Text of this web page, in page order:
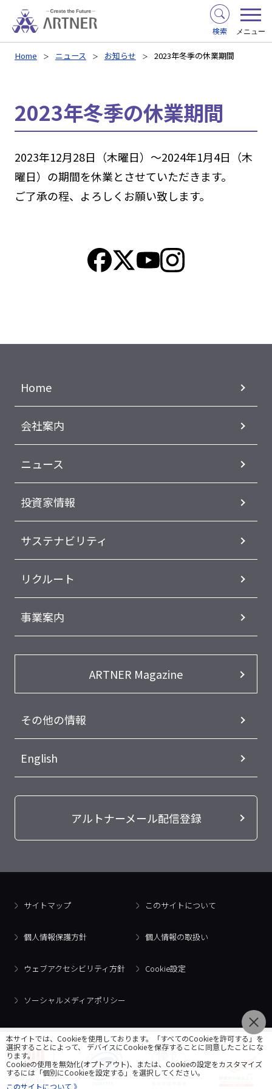
検索 メニュー
Home ニュース お知らせ 2023年冬季の休業期間
2023年冬季の休業期間
2023年12月28日（木曜日）～2024年1月4日（木
曜日）の期間を休業とさせていただきます。
ご了承の程、よろしくお願い致します。
Home
会社案内
ニュース
投資家情報
サステナビリティ
リクルート
事業案内
ARTNER Magazine
その他の情報
English
アルトナーメール配信登録
サイトマップ このサイトについて
個人情報保護方針 個人情報の取扱い
ウェブアクセシビリティ方針 Cookie設定
ソーシャルメディアポリシー
本サイトでは、Cookieを使用しております。「すべてのCookieを許可する」を
選択することによって、 デバイスにCookieを保存することに同意したことにな
ります。
Cookieの使用を無効化(オプトアウト)、または、Cookieの設定をカスタマイズ
するには「個別にCookieを設定する」を選択してください。
このサイトについて 》